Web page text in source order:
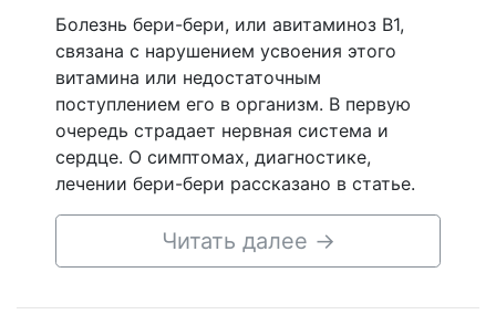
Болезнь бери-бери, или авитаминоз В1,
связана с нарушением усвоения этого
витамина или недостаточным
поступлением его в организм. В первую
очередь страдает нервная система и
сердце. О симптомах, диагностике,
лечении бери-бери рассказано в статье.
Читать далее →